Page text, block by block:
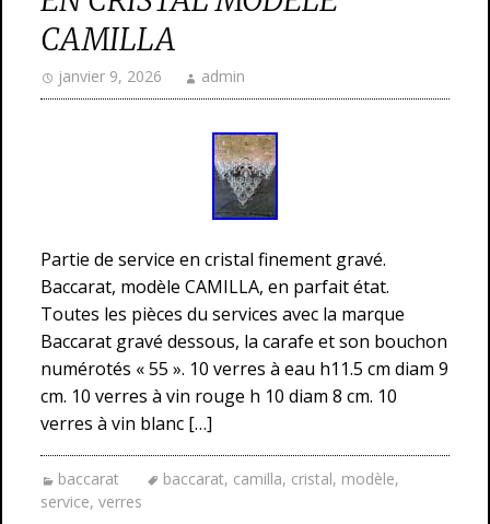
CAMILLA
janvier 9, 2026 admin
Partie de service en cristal finement gravé.
Baccarat, modèle CAMILLA, en parfait état.
Toutes les pièces du services avec la marque
Baccarat gravé dessous, la carafe et son bouchon
numérotés « 55 ». 10 verres à eau h11.5 cm diam 9
cm. 10 verres à vin rouge h 10 diam 8 cm. 10
verres à vin blanc […]
baccarat baccarat, camilla, cristal, modèle,
service, verres